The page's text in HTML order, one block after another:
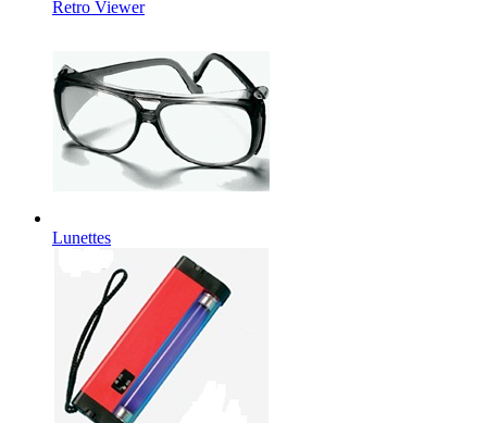
Retro Viewer
Lunettes